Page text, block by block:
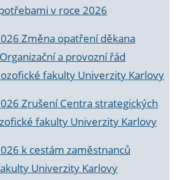
v roce 2026
Změna opatření děkana
a provozní řád
fakulty Univerzity Karlovy
Zrušení Centra strategických
fakulty Univerzity Karlovy
k cestám zaměstnanců
Univerzity Karlovy